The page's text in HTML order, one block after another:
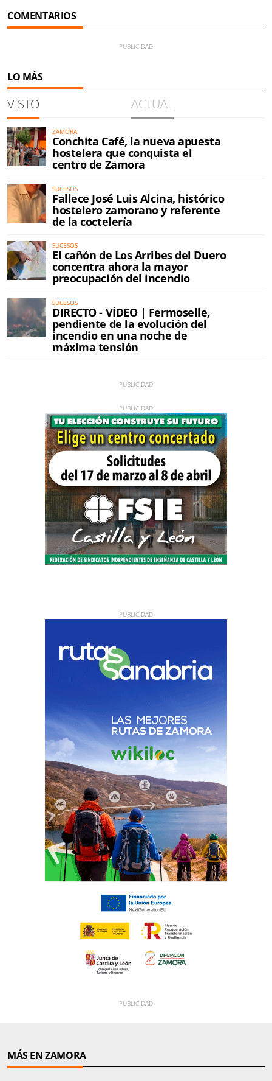
COMENTARIOS
LO MÁS
VISTO ACTUAL
ZAMORA
Conchita Café, la nueva apuesta
hostelera que conquista el
centro de Zamora
SUCESOS
Fallece José Luis Alcina, histórico
hostelero zamorano y referente
de la coctelería
SUCESOS
El cañón de Los Arribes del Duero
concentra ahora la mayor
preocupación del incendio
SUCESOS
DIRECTO - VÍDEO | Fermoselle,
pendiente de la evolución del
incendio en una noche de
máxima tensión
MÁS EN ZAMORA